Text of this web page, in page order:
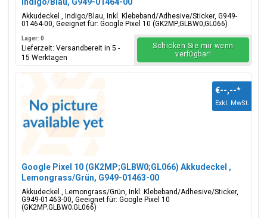
Akkudeckel , Indigo/Blau, Inkl. Klebeband/Adhesive/Sticker, G949-
01464-00, Geeignet für: Google Pixel 10 (GK2MP;GLBW0;GL066)
Lager: 0
Lieferzeit: Versandbereit in 5 -
15 Werktagen
Schicken Sie mir wenn
verfügbar!
Google Pixel 10 (GK2MP;GLBW0;GL066) Akkudeckel ,
Lemongrass/Grün, G949-01463-00
Akkudeckel , Lemongrass/Grün, Inkl. Klebeband/Adhesive/Sticker,
G949-01463-00, Geeignet für: Google Pixel 10
(GK2MP;GLBW0;GL066)
€--,--*
Exkl. MwSt.